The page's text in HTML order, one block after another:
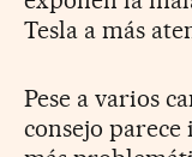
Tesla a más
Pese a varios
consejo